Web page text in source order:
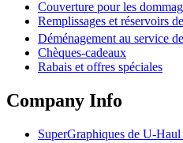
Couverture pour les
Remplissages et réservoirs
Déménagement au service
Chèques-cadeaux
Rabais et offres spéciales
Company Info
SuperGraphiques de U-Haul